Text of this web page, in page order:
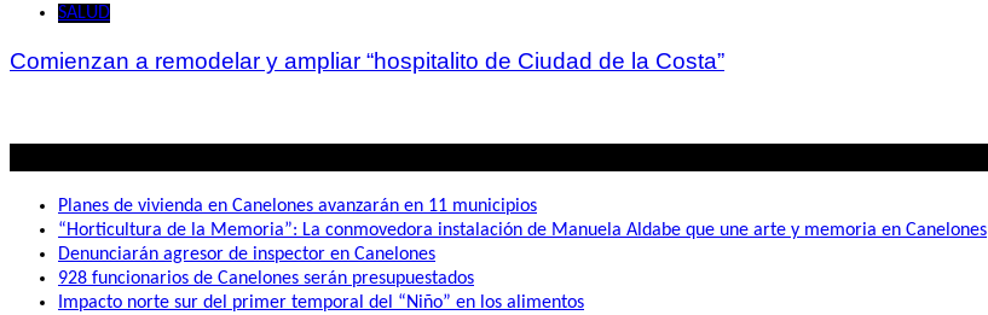
SALUD
Comienzan a remodelar y ampliar “hospitalito de Ciudad de la Costa”
Planes de vivienda en Canelones avanzarán en 11 municipios
“Horticultura de la Memoria”: La conmovedora instalación de Manuela Aldabe que une arte y memoria en Canelones
Denunciarán agresor de inspector en Canelones
928 funcionarios de Canelones serán presupuestados
Impacto norte sur del primer temporal del “Niño” en los alimentos